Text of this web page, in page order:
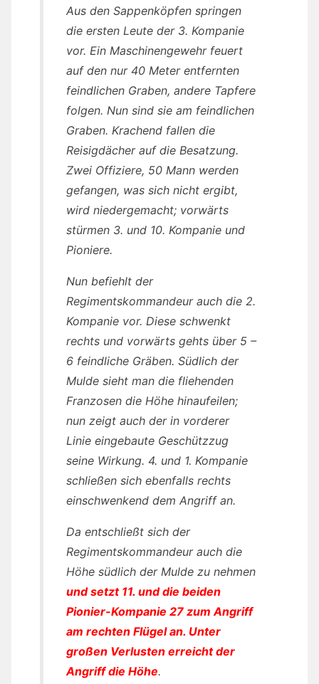
Aus den Sappenköpfen springen
die ersten Leute der 3. Kompanie
vor. Ein Maschinengewehr feuert
auf den nur 40 Meter entfernten
feindlichen Graben, andere Tapfere
folgen. Nun sind sie am feindlichen
Graben. Krachend fallen die
Reisigdächer auf die Besatzung.
Zwei Offiziere, 50 Mann werden
gefangen, was sich nicht ergibt,
wird niedergemacht; vorwärts
stürmen 3. und 10. Kompanie und
Pioniere.
Nun befiehlt der
Regimentskommandeur auch die 2.
Kompanie vor. Diese schwenkt
rechts und vorwärts gehts über 5 –
6 feindliche Gräben. Südlich der
Mulde sieht man die fliehenden
Franzosen die Höhe hinaufeilen;
nun zeigt auch der in vorderer
Linie eingebaute Geschützzug
seine Wirkung. 4. und 1. Kompanie
schließen sich ebenfalls rechts
einschwenkend dem Angriff an.
Da entschließt sich der
Regimentskommandeur auch die
Höhe südlich der Mulde zu nehmen
und setzt 11. und die beiden
Pionier-Kompanie 27 zum Angriff
am rechten Flügel an. Unter
großen Verlusten erreicht der
Angriff die Höhe.